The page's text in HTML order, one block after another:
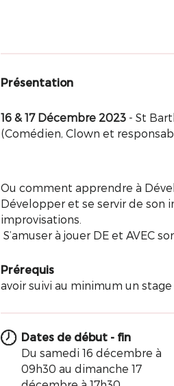
Présentation
16 & 17 Décembre 2023- St
(Comédien, Clown et
Ou comment apprendre à
Développer et se servir de son
improvisations.
S’amuser à jouer DE et AVEC
Prérequis
avoir suivi au minimum un
Dates de début - fin
Du samedi 16 décembre à
09h30 au dimanche 17